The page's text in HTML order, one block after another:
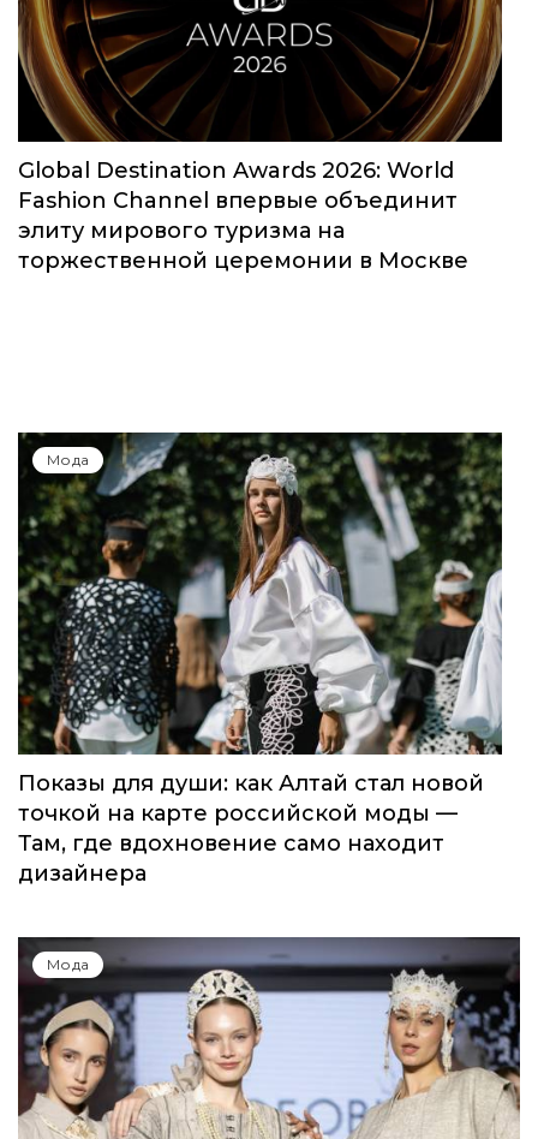
Global Destination Awards 2026: World
Fashion Channel впервые объединит
элиту мирового туризма на
торжественной церемонии в Москве
Мода
Показы для души: как Алтай стал новой
точкой на карте российской моды —
Там, где вдохновение само находит
дизайнера
Мода